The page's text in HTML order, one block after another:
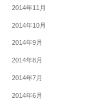
2014年11月
2014年10月
2014年9月
2014年8月
2014年7月
2014年6月